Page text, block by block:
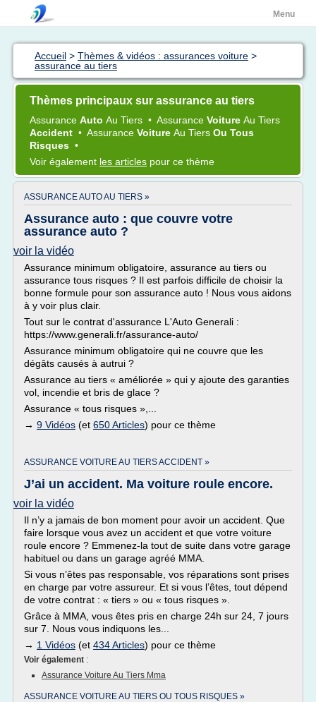
Menu
Accueil > Thèmes & vidéos : assurances voiture >
assurance au tiers
Thèmes principaux sur assurance au tiers
Assurance Auto Au Tiers • Assurance Voiture Au Tiers
Accident • Assurance Voiture Au Tiers Ou Tous
Risques •
Voir également les articles pour ce thème
ASSURANCE AUTO AU TIERS »
Assurance auto : que couvre votre
assurance auto ?
voir la vidéo
Assurance minimum obligatoire, assurance au tiers ou
assurance tous risques ? Il est parfois difficile de choisir la
bonne formule pour son assurance auto ! Nous vous aidons
à y voir plus clair.
Tout sur le contrat d'assurance L'Auto Generali :
https://www.generali.fr/assurance-auto/
Assurance minimum obligatoire qui ne couvre que les
dégâts causés à autrui ?
Assurance au tiers « améliorée » qui y ajoute des garanties
vol, incendie et bris de glace ?
Assurance « tous risques »,...
→ 9 Vidéos (et 650 Articles) pour ce thème
ASSURANCE VOITURE AU TIERS ACCIDENT »
J’ai un accident. Ma voiture roule encore.
voir la vidéo
Il n’y a jamais de bon moment pour avoir un accident. Que
faire lorsque vous avez un accident et que votre voiture
roule encore ? Emmenez-la tout de suite dans votre garage
habituel ou dans un garage agréé MMA.
Si vous n’êtes pas responsable, vos réparations sont prises
en charge par votre assureur. Et si vous l’êtes, tout dépend
de votre contrat : « tiers » ou « tous risques ».
Grâce à MMA, vous êtes pris en charge 24h sur 24, 7 jours
sur 7. Nous vous indiquons les...
→ 1 Vidéos (et 434 Articles) pour ce thème
Voir également :
Assurance Voiture Au Tiers Mma
ASSURANCE VOITURE AU TIERS OU TOUS RISQUES »